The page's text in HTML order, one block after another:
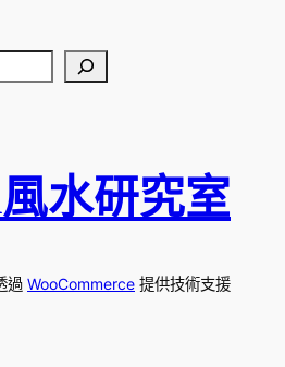
水研究室
過 WooCommerce 提供技術支援